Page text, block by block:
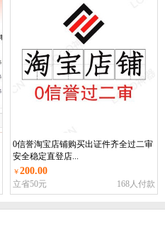
0信誉淘宝店铺购买出证件齐全过二审
安全稳定直登店...
￥200.00
立省50元 168人付款